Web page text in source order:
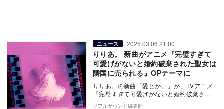
ニュース 2025.03.06 21:00
りりあ。 新曲がアニメ『完璧すぎて
可愛げがないと婚約破棄された聖女は
隣国に売られる』OPテーマに
りりあ。の新曲「愛とか。」が、TVアニメ
『完璧すぎて可愛げがないと婚約破棄され
た聖女は隣国に売られる』（テレビ東京ほ
リアルサウンド編集部